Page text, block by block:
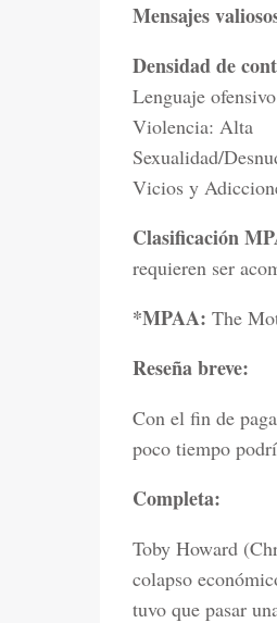
Mensajes
Densidad de
Lenguaje
Violencia: Alta
Sexualidad/
Vicios y
Clasificación
requieren ser
*MPAA: The
Reseña breve:
Con el fin de
poco tiempo
Completa:
Toby Howard
colapso
tuvo que pasar